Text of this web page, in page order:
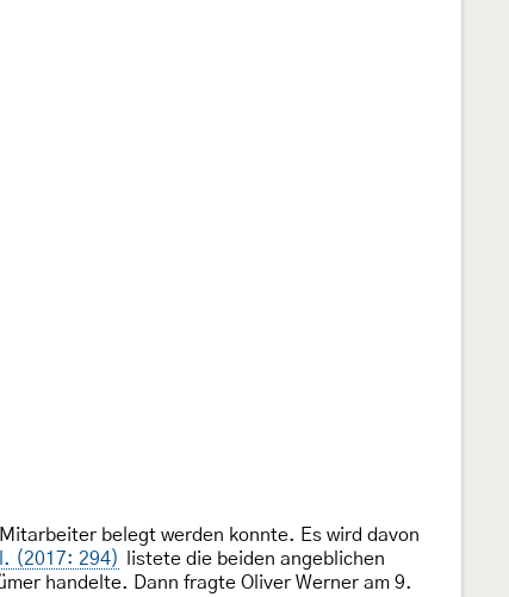
belegt werden konnte. Es wird davon
(2017: 294)
listete die beiden angeblichen
handelte. Dann fragte Oliver Werner am 9.